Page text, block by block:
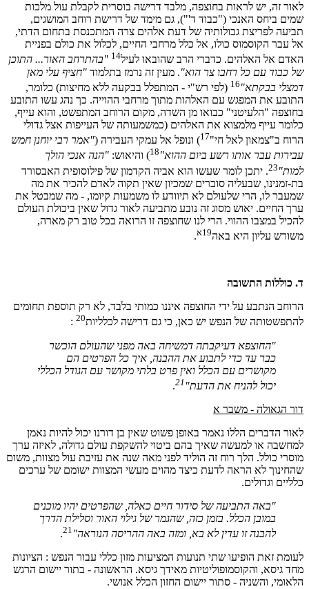
לאור זה, יש לראות בחוצפה, מלבד דרישה בוסרית לקבלת עול מלכות
שמים ביחס האנכי ("כבוד ד'"), גם מימד של דרישת רוחב המושגים,
תביעה לפריצת גבולותיה של דעת אלהים צרה המתכנסת בתחום הדתי,
אל עבר הקוסמוס כולו, אל כלל מרחבי החיים, לכלול את כולם בפניית
האדם אל האלהים. כדברי הרב שהובאו לעיל14 "בהתרחב האור... התוכן
של כבוד עם כל רחבו צר הוא". מעין זה נרמז בתלמוד "חציף עלי מאן
דמצלי בבקתא" 16 (לפי רש"י - המתפלל בבקעה ללא מחיצות) כלומר,
התובע את המפגש עם האלהות מתוך מרחבי ההוייה. כך נהג עשו התובע
בחוצפה "הלעיטני" כבואו מן השדה, מקום הרוחב המתפשט, והוא עייף,
כלומר עייף מלמצוא את האלהים (כמשמעותה של העייפות אצל גדולי
הרוח ב"צמאון לאל חי"17) ונופל אל עמקי העבירה ("אמר רבי יוחנן חמש
עבירות עבר אותו רשע ביום ההוא" 18) והיאוש: "הנה אנכי הולך
למות" 23. יתכן לומר שעשו הוא אביה הקדמון של פילוסופית האבסורד
בת-זמנינו, שבעליה סוברים שמכיון שאין תקוה לאדם להכיר את מה
שמעבר לו, הרי שלעולם לא תיוודע לו משמעות קיומו, - מה שמבטל את
ערך החיים. יאוש מסוג זה נובע מתביעה לאור גדול שאין ביכולת העולם
להכיל במצבו ההווי. הרי לנו שחוצפה זו הרואה בכל טוב רק מארה,
משורש עליון היא באה19א .
ד. כוללות התשובה
הרוחב הנתבע על ידי החוצפה איננו כמותי בלבד, לא רק תוספת תחומים
להתפשטותה של הנפש יש כאן, כי גם דרישה לכלליות20
:
"החוצפא דעיקבתה דמשיחה באה מפני שהעולם הוכשר
כבר עד כדי לתבוע את ההבנה, איך כל הפרטים הם
מקושרים עם הכלל ואין פרט בלתי מקושר עם הגודל הכללי
יכול להניח את הדעת" 21
.
דור הגאולה - משבר א
לאור הדברים הללו נאמר באופן פשוט שאין בן דורנו יכול להיות נאמן
למחשבה או למעשה שאיך בהם ביטוי להשקפת עולם גדולה, לאיזה ערך
מוסרי כולל. הלך רוח זה הוליד לפני מאה שנה את עזיבת עול מצוות, משום
שהחינוך לא הראה לדעת כיצד מהוים מעשי המצוות ישומם של ערכים
כלליים וגדולים.
"באה התביעה של סידור חיים כאלה, שהפרטים יהיו מוכנים
במובן הכלל. בזמן כזה, שהגמר של גילוי האור וסלילת הדרך
להבנה זו עדין לא בא, ומזה באה ההריסה הנוראה" 21
.
לעומת זאת הופיעו שתי תנועות המציעות מזון כללי עבור הנפש : הציונות
מחד גיסא, והקוסמופוליטיות מאידך גיסא. הראשונה - בתור יישום הרגש
הלאומי, והשניה - סתור יישום החזון הכלל אנושי.